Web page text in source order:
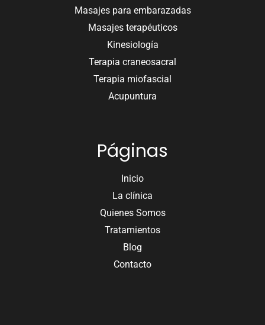
Masajes para embarazadas
Masajes terapéuticos
Kinesiología
Terapia craneosacral
Terapia miofascial
Acupuntura
Páginas
Inicio
La clínica
Quienes Somos
Tratamientos
Blog
Contacto